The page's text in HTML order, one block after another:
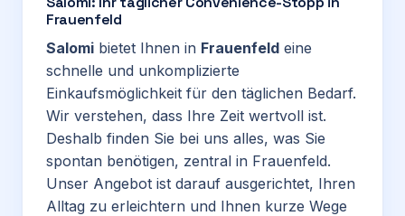
Frauenfeld
Salomi bietet Ihnen in Frauenfeld eine
schnelle und unkomplizierte
Einkaufsmöglichkeit für den täglichen Bedarf.
Wir verstehen, dass Ihre Zeit wertvoll ist.
Deshalb finden Sie bei uns alles, was Sie
spontan benötigen, zentral in Frauenfeld.
Unser Angebot ist darauf ausgerichtet, Ihren
Alltag zu erleichtern und Ihnen kurze Wege